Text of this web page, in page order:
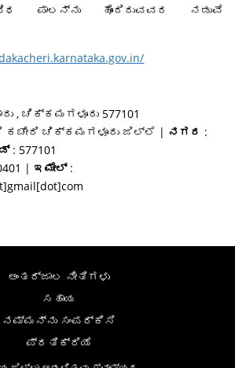
ಹೊಂದಿರುವವರ ನಡುವೆ
, ಚಿಕ್ಕಮಗಳೂರು 577101
ಕಚೇರಿ ಚಿಕ್ಕಮಗಳೂರು ಜಿಲ್ಲೆ | ನಗರ :
: 577101
|ಇಮೇಲ್:
ಅಂತರ್ಜಾಲ ನೀತಿಗಳು
ಸಹಾಯ
ನಮ್ಮನ್ನು ಸಂಪರ್ಕಿಸಿ
ಪ್ರತಿಕ್ರಿಯೆ